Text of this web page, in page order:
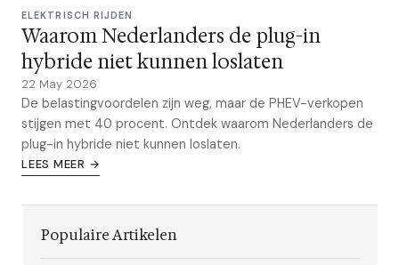
ELEKTRISCH RIJDEN
Waarom Nederlanders de plug-in
hybride niet kunnen loslaten
22 May 2026
De belastingvoordelen zijn weg, maar de PHEV-verkopen
stijgen met 40 procent. Ontdek waarom Nederlanders de
plug-in hybride niet kunnen loslaten.
LEES MEER →
Populaire Artikelen